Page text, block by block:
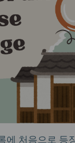
처음으로 등